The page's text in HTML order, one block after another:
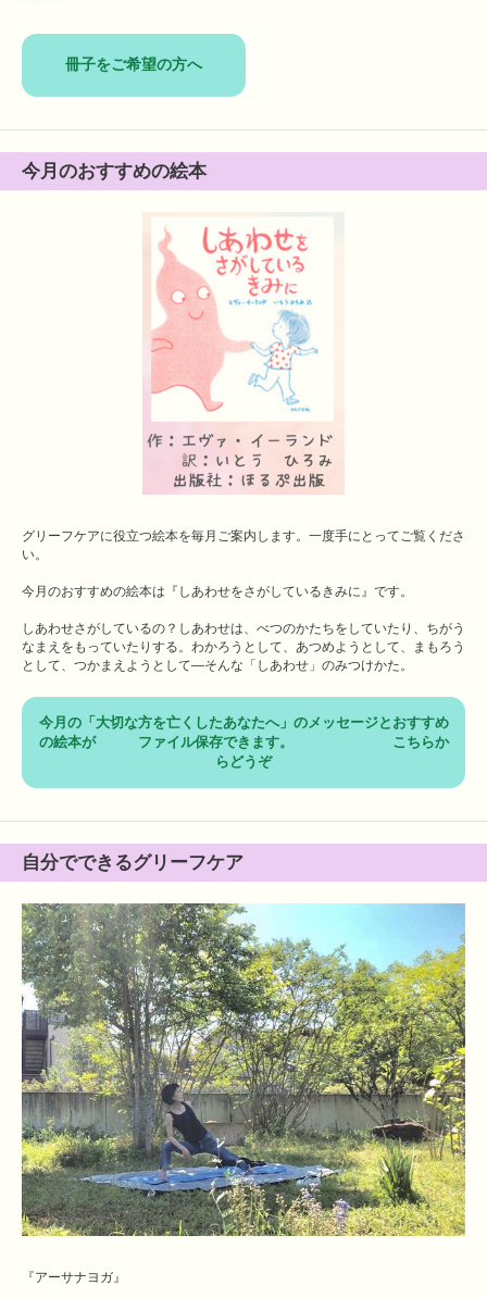
冊子をご希望の方へ
今月のおすすめの絵本
グリーフケアに役立つ絵本を毎月ご案内します。一度手にとってご覧くださ
い。
今月のおすすめの絵本は『しあわせをさがしているきみに』です。
しあわせさがしているの？ しあわせは、べつのかたちをしていたり、ちがう
なまえをもっていたりする。わかろうとして、あつめようとして、まもろう
として、つかまえようとして―そんな「しあわせ」のみつけかた。
今月の「大切な方を亡くしたあなたへ」のメッセージとおすすめ
の絵本が ファイル保存できます。 こちらか
らどうぞ
自分でできるグリーフケア
『アーサナヨガ』